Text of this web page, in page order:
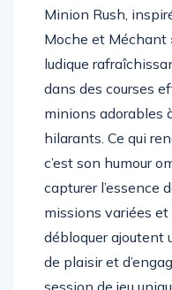
Minion Rush,
Moche et Méchant
ludique
dans des courses
minions adorables
hilarants. Ce qui
c’est son humour
capturer l’essence
missions variées
débloquer ajoutent
de plaisir et